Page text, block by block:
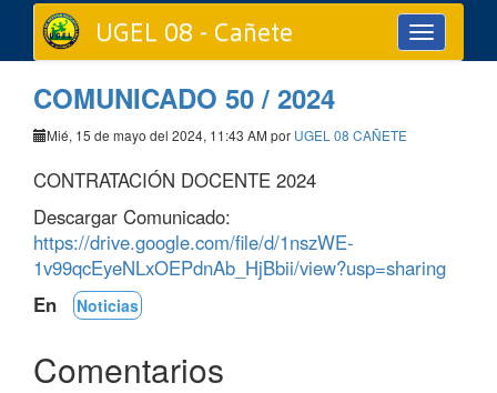
Toggle
navigation
UGEL 08 - Cañete
COMUNICADO 50 / 2024
Mié, 15 de mayo del 2024, 11:43 AM por UGEL 08 CAÑETE
CONTRATACIÓN DOCENTE 2024
Descargar Comunicado:
https://drive.google.com/file/d/1nszWE-
1v99qcEyeNLxOEPdnAb_HjBbii/view?usp=sharing
En
Noticias
Comentarios